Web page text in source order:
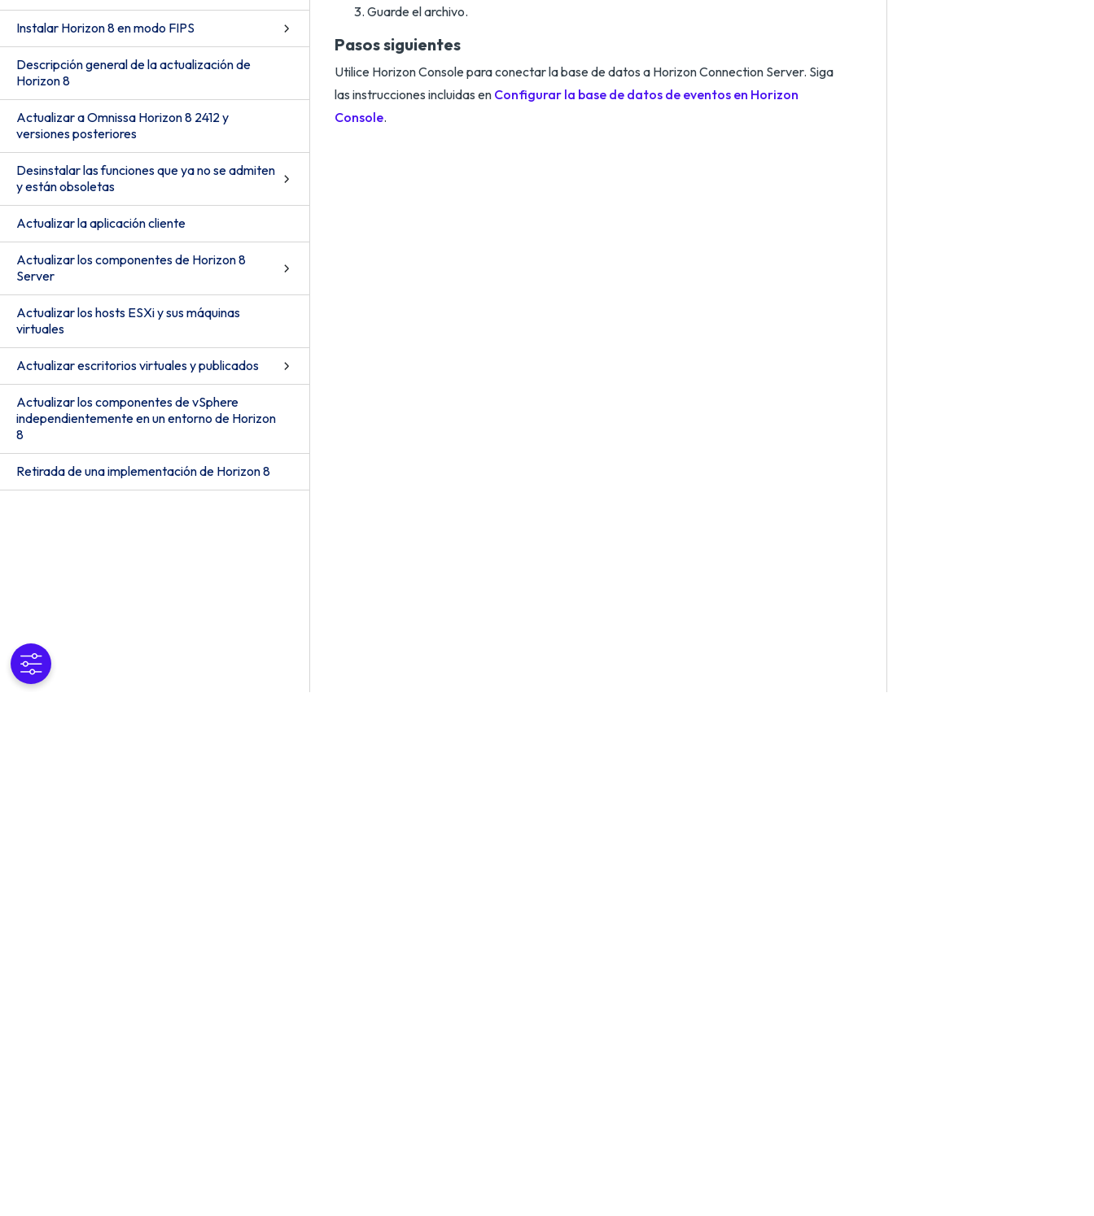
Instalar Horizon 8 en modo FIPS
Descripción general de la actualización de
Horizon 8
Actualizar a Omnissa Horizon 8 2412 y
versiones posteriores
Desinstalar las funciones que ya no se admiten
y están obsoletas
Actualizar la aplicación cliente
Actualizar los componentes de Horizon 8
Server
Actualizar los hosts ESXi y sus máquinas
virtuales
Actualizar escritorios virtuales y publicados
Actualizar los componentes de vSphere
independientemente en un entorno de Horizon
8
Retirada de una implementación de Horizon 8
Guarde el archivo.
Pasos siguientes
Utilice Horizon Console para conectar la base de datos a Horizon Connection Server. Siga
las instrucciones incluidas en Configurar la base de datos de eventos en Horizon
Console.